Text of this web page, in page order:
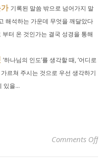
기록된 말씀 밖으로 넘어가지 말
해석하는 가운데 무엇을 깨달았다
터 온 것인가는 결국 성경을 통해
‘하나님의 인도’를 생각할 때, ‘어디로
가르쳐 주시는 것으로 우선 생각하기
있을...
Comments Offon